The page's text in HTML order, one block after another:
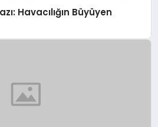
Havacılığın Büyüyen